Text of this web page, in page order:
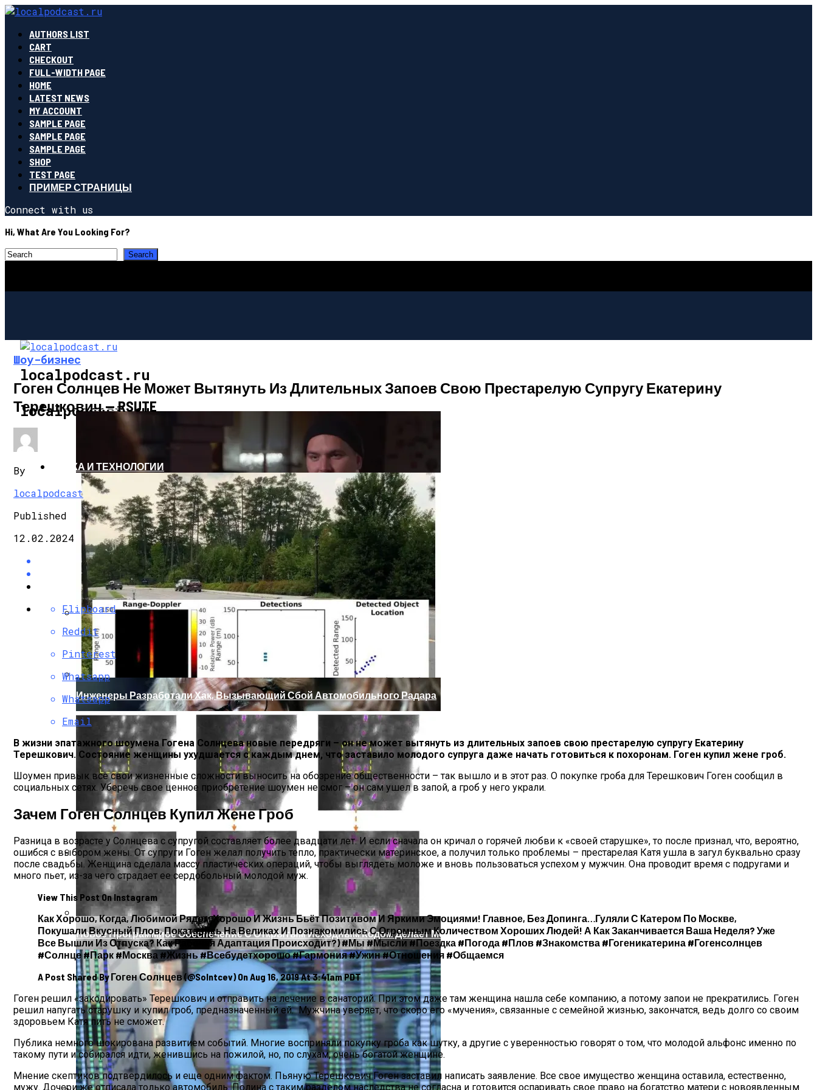
AUTHORS LIST
CART
CHECKOUT
FULL-WIDTH PAGE
HOME
LATEST NEWS
MY ACCOUNT
SAMPLE PAGE
SAMPLE PAGE
SAMPLE PAGE
SHOP
TEST PAGE
ПРИМЕР СТРАНИЦЫ
Connect with us
Hi, What Are You Looking For?
localpodcast.ru
localpodcast.ru
ШОУ-БИЗНЕС
Кто Из Знаменитостей Умер В 2023 Году: Юдашкин, Колесников, Чурикова, Зайцев И Другие – От Чего Скончались
Марина Неёлова Госпитализирована, Какая Причина Произошедшего
НАУКА И ТЕХНОЛОГИИ
Инженеры Разработали Хак, Вызывающий Сбой Автомобильного Радара
Новое Программное Обеспечение С Открытым Исходным Кодом Делает Модели ИИ Легче И Экологичнее
Шоу-бизнес
Гоген Солнцев Не Может Вытянуть Из Длительных Запоев Свою Престарелую Супругу Екатерину
Терешкович — RSUTE
By
localpodcast
Published
12.02.2024
Flipboard
Reddit
Pinterest
Whatsapp
Whatsapp
Email
В жизни эпатажного шоумена Гогена Солнцева новые передряги – он не может вытянуть из длительных запоев свою престарелую супругу Екатерину
Терешкович. Состояние женщины ухудшается с каждым днем, что заставило молодого супруга даже начать готовиться к похоронам. Гоген купил жене гроб.
Шоумен привык все свои жизненные сложности выносить на обозрение общественности – так вышло и в этот раз. О покупке гроба для Терешкович Гоген сообщил в
социальных сетях. Уберечь свое ценное приобретение шоумен не смог – он сам ушел в запой, а гроб у него украли.
Зачем Гоген Солнцев Купил Жене Гроб
Разница в возрасте у Солнцева с супругой составляет более двадцати лет. И если сначала он кричал о горячей любви к «своей старушке», то после признал, что, вероятно,
ошибся с выбором жены. От супруги Гоген желал получить тепло, практически материнское, а получил только проблемы – престарелая Катя ушла в загул буквально сразу
после свадьбы. Женщина сделала массу пластических операций, чтобы выглядеть моложе и вновь пользоваться успехом у мужчин. Она проводит время с подругами и
много пьет, из-за чего страдает ее сердобольный молодой муж.
View This Post On Instagram
Как Хорошо, Когда, Любимой Рядом Хорошо И Жизнь Бьёт Позитивом И Яркими Эмоциями! Главное, Без Допинга…Гуляли С Катером По Москве,
Покушали Вкусный Плов, Покатались На Великах И Познакомились С Огромным Количеством Хороших Людей! А Как Заканчивается Ваша Неделя? Уже
Все Вышли Из Отпуска? Как Рабочая Адаптация Происходит?) #мы #мысли #поездка #погода #плов #знакомства #гогеникатерина #гогенсолнцев
#солнце #парк #москва #жизнь #всебудетхорошо #гармония #ужин #отношения #общаемся
A Post Shared By Гоген Солнцев (@solntcev) On Aug 16, 2019 At 3:41am PDT
Гоген решил «закодировать» Терешкович и отправить на лечение в санаторий. При этом даже там женщина нашла себе компанию, а потому запои не прекратились. Гоген
решил напугать старушку и купил гроб, предназначенный ей. Мужчина уверяет, что скоро его «мучения», связанные с семейной жизнью, закончатся, ведь долго со своим
здоровьем Катя пить не сможет.
Публика немного шокирована развитием событий. Многие восприняли покупку гроба как шутку, а другие с уверенностью говорят о том, что молодой альфонс именно по
такому пути и собирался идти, женившись на пожилой, но, по слухам, очень богатой женщине.
Мнение скептиков подтвердилось и еще одним фактом. Пьяную Терешкович Гоген заставил написать заявление. Все свое имущество женщина оставила, естественно,
мужу. Дочери же отписала только автомобиль. Полина с таким разделом наследства не согласна и готовится оспаривать свое право на богатство матери с новоявленным